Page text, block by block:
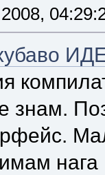
знам.